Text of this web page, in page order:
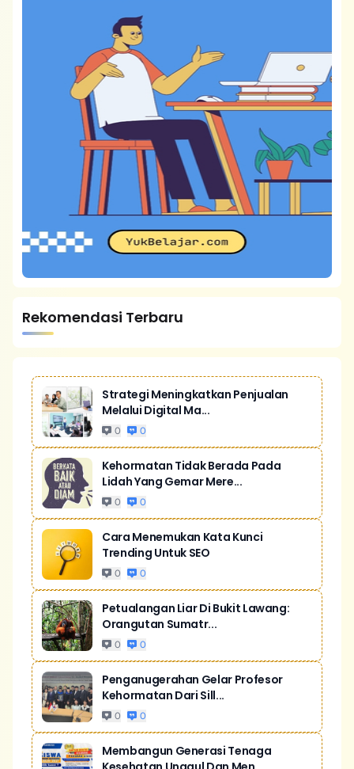
Rekomendasi Terbaru
Strategi Meningkatkan Penjualan
Melalui Digital Ma...
0 0
Kehormatan Tidak Berada Pada
Lidah Yang Gemar Mere...
0 0
Cara Menemukan Kata Kunci
Trending Untuk SEO
0 0
Petualangan Liar Di Bukit Lawang:
Orangutan Sumatr...
0 0
Penganugerahan Gelar Profesor
Kehormatan Dari Sill...
0 0
Membangun Generasi Tenaga